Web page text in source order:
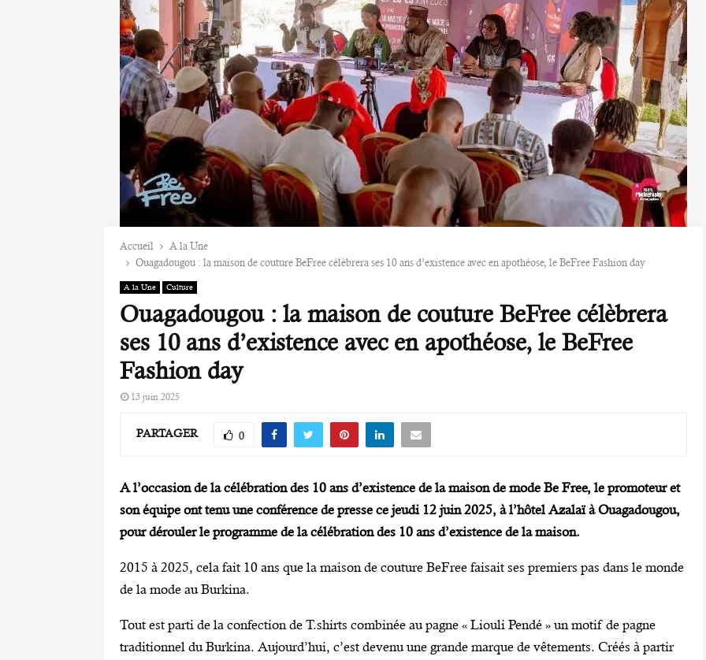
Accueil
A la Une
Ouagadougou : la maison de couture BeFree célèbrera ses 10 ans d’existence avec en apothéose, le BeFree Fashion day
A la Une Culture
Ouagadougou : la maison de couture BeFree célèbrera
ses 10 ans d’existence avec en apothéose, le BeFree
Fashion day
13 juin 2025
PARTAGER 0
A l’occasion de la célébration des 10 ans d’existence de la maison de mode Be Free, le promoteur et
son équipe ont tenu une conférence de presse ce jeudi 12 juin 2025, à l’hôtel Azalaï à Ouagadougou,
pour dérouler le programme de la célébration des 10 ans d’existence de la maison.
2015 à 2025, cela fait 10 ans que la maison de couture BeFree faisait ses premiers pas dans le monde
de la mode au Burkina.
Tout est parti de la confection de T.shirts combinée au pagne « Liouli Pendé » un motif de pagne
traditionnel du Burkina. Aujourd’hui, c’est devenu une grande marque de vêtements. Créés à partir